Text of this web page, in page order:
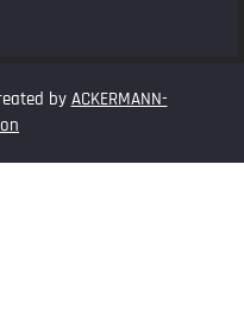
by ACKERMANN-